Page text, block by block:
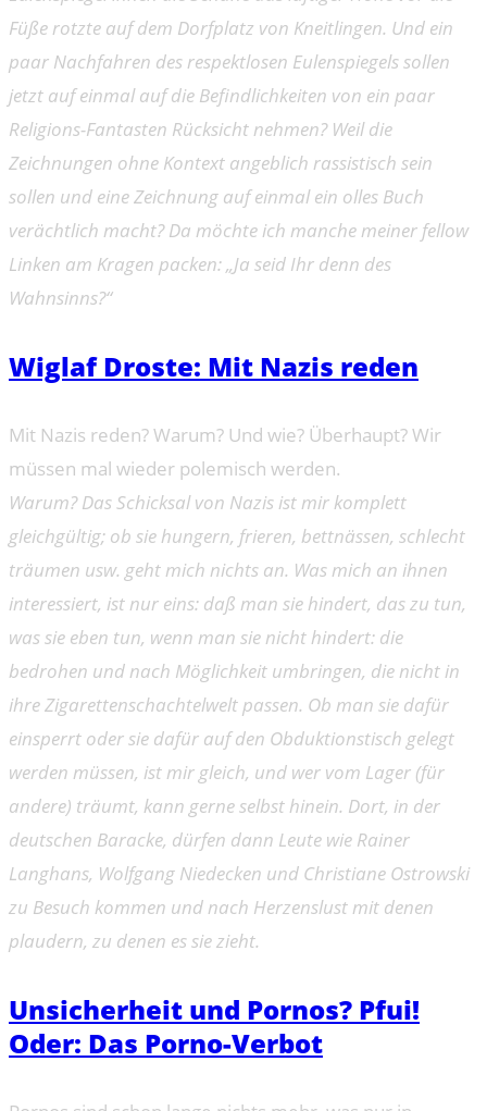
Füße rotzte auf dem Dorfplatz von Kneitlingen. Und ein
paar Nachfahren des respektlosen Eulenspiegels sollen
jetzt auf einmal auf die Befindlichkeiten von ein paar
Religions-Fantasten Rücksicht nehmen? Weil die
Zeichnungen ohne Kontext angeblich rassistisch sein
sollen und eine Zeichnung auf einmal ein olles Buch
verächtlich macht? Da möchte ich manche meiner fellow
Linken am Kragen packen: „Ja seid Ihr denn des
Wahnsinns?“
Wiglaf Droste: Mit Nazis reden
Mit Nazis reden? Warum? Und wie? Überhaupt? Wir
müssen mal wieder polemisch werden.
Warum? Das Schicksal von Nazis ist mir komplett
gleichgültig; ob sie hungern, frieren, bettnässen, schlecht
träumen usw. geht mich nichts an. Was mich an ihnen
interessiert, ist nur eins: daß man sie hindert, das zu tun,
was sie eben tun, wenn man sie nicht hindert: die
bedrohen und nach Möglichkeit umbringen, die nicht in
ihre Zigarettenschachtelwelt passen. Ob man sie dafür
einsperrt oder sie dafür auf den Obduktionstisch gelegt
werden müssen, ist mir gleich, und wer vom Lager (für
andere) träumt, kann gerne selbst hinein. Dort, in der
deutschen Baracke, dürfen dann Leute wie Rainer
Langhans, Wolfgang Niedecken und Christiane Ostrowski
zu Besuch kommen und nach Herzenslust mit denen
plaudern, zu denen es sie zieht.
Unsicherheit und Pornos? Pfui!
Oder: Das Porno-Verbot